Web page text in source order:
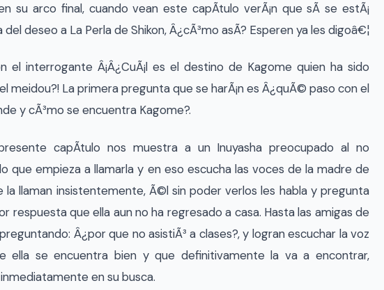
su arco final, cuando vean este capÃ­tulo verÃ¡n que sÃ­ se estÃ¡
deseo a La Perla de Shikon, Â¿cÃ³mo asÃ­? Esperen ya les digoâ€¦
el interrogante Â¡Â¿CuÃ¡l es el destino de Kagome quien ha sido
meidou?! La primera pregunta que se harÃ¡n es Â¿quÃ© paso con el
y cÃ³mo se encuentra Kagome?.
capÃ­tulo nos muestra a un Inuyasha preocupado al no
que empieza a llamarla y en eso escucha las voces de la madre de
llaman insistentemente, Ã©l sin poder verlos les habla y pregunta
respuesta que ella aun no ha regresado a casa. Hasta las amigas de
Â¿por que no asistiÃ³ a clases?, y logran escuchar la voz
ella se encuentra bien y que definitivamente la va a encontrar,
en su busca.